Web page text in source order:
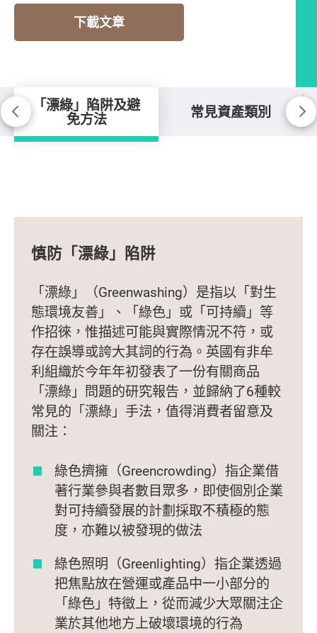
下載文章
「漂綠」陷阱及避
免方法 常見資產類別
「漂綠」陷阱及避免方法
慎防「漂綠」陷阱
「漂綠」（Greenwashing）是指以「對生
態環境友善」、「綠色」或「可持續」等
作招徠，惟描述可能與實際情況不符，或
存在誤導或誇大其詞的行為。英國有非牟
利組織於今年年初發表了一份有關商品
「漂綠」問題的研究報告，並歸納了6種較
常見的「漂綠」手法，值得消費者留意及
關注：
綠色擠擁（Greencrowding）指企業借
著行業參與者數目眾多，即使個別企業
對可持續發展的計劃採取不積極的態
度，亦難以被發現的做法
綠色照明（Greenlighting）指企業透過
把焦點放在營運或產品中一小部分的
「綠色」特徵上，從而減少大眾關注企
業於其他地方上破壞環境的行為